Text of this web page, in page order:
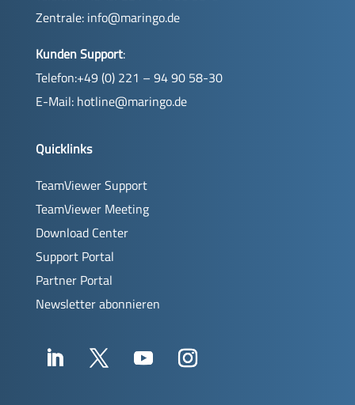
Zentrale: info@maringo.de
Kunden Support:
Telefon:+49 (0) 221 – 94 90 58-30
E-Mail: hotline@maringo.de
Quicklinks
TeamViewer Support
TeamViewer Meeting
Download Center
Support Portal
Partner Portal
Newsletter abonnieren